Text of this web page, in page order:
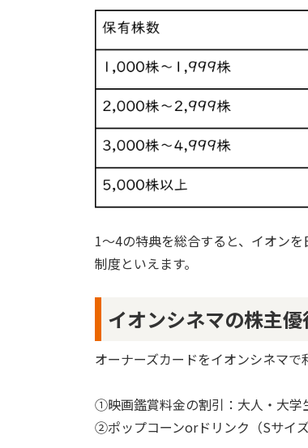
1～4の特典を総合すると、イオン
制度といえます。
イオンシネマの株主
オーナーズカードをイオンシネマで
①映画鑑賞料金の割引：大人・大学
②ポップコーンorドリンク（Sサイ